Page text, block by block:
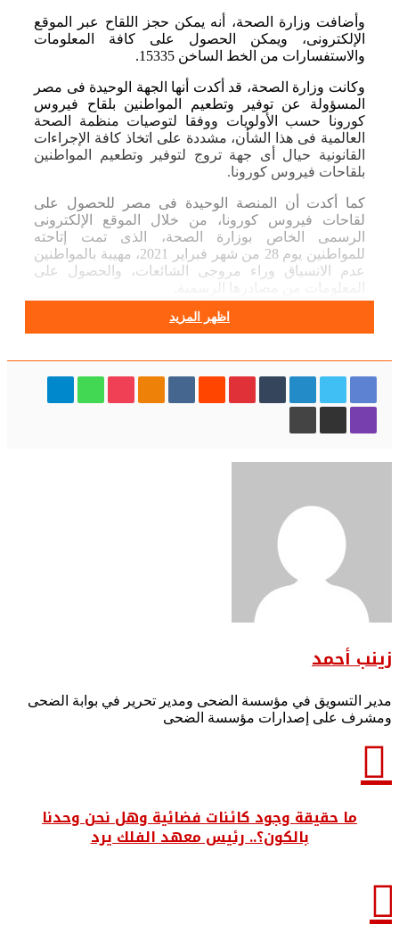
وأضافت وزارة الصحة، أنه يمكن حجز اللقاح عبر الموقع
الإلكترونى، ويمكن الحصول على كافة المعلومات
والاستفسارات من الخط الساخن 15335.
وكانت وزارة الصحة، قد أكدت أنها الجهة الوحيدة فى مصر
المسؤولة عن توفير وتطعيم المواطنين بلقاح فيروس
كورونا حسب الأولويات ووفقا لتوصيات منظمة الصحة
العالمية فى هذا الشأن، مشددة على اتخاذ كافة الإجراءات
القانونية حيال أى جهة تروج لتوفير وتطعيم المواطنين
بلقاحات فيروس كورونا.
كما أكدت أن المنصة الوحيدة فى مصر للحصول على
لقاحات فيروس كورونا، من خلال الموقع الإلكترونى
الرسمى الخاص بوزارة الصحة، الذى تمت إتاحته
للمواطنين يوم 28 من شهر فبراير 2021، مهيبة بالمواطنين
عدم الانسياق وراء مروجى الشائعات، والحصول على
وناشدت وزارة الصحة، الفئات المستحقة لتلقى اللقاح من
المواطنين بسرعة التسجيل على الموقع الإلكترونى
الكترونى فى الحصول على لقاح فيروس كورونا للفئات
المواطنين من الفئات المستحقة ممن لا يستطيعون
التسجيل على الموقع، للحصول على لقاح فيروس كورونا.
شارك هذا الموضوع:
فيس بوك
معجب بهذه:
اظهر المزيد
زينب أحمد
مدير التسويق في مؤسسة الضحى ومدير تحرير في بوابة الضحى
ومشرف على إصدارات مؤسسة الضحى
ما حقيقة وجود كائنات فضائية وهل نحن وحدنا
بالكون؟.. رئيس معهد الفلك يرد